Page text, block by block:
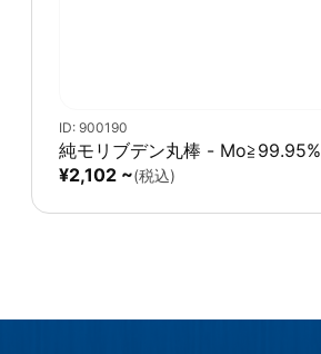
ID: 900190
純モリブデン丸棒 - Mo≧99.95%
¥2,102 ~(税込)